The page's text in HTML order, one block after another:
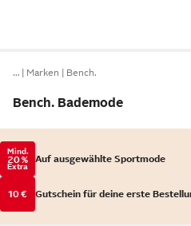
… Marken Bench.
Bench. Bademode
Mind.
20 %
Extra
Auf ausgewählte Sportmode
10 € Gutschein für deine erste